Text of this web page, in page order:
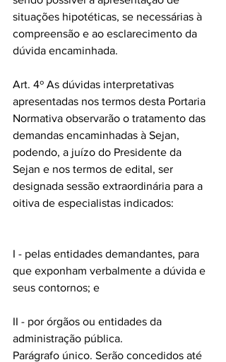
situações hipotéticas, se necessárias à
compreensão e ao esclarecimento da
dúvida encaminhada.
Art. 4º As dúvidas interpretativas
apresentadas nos termos desta Portaria
Normativa observarão o tratamento das
demandas encaminhadas à Sejan,
podendo, a juízo do Presidente da
Sejan e nos termos de edital, ser
designada sessão extraordinária para a
oitiva de especialistas indicados:
I - pelas entidades demandantes, para
que exponham verbalmente a dúvida e
seus contornos; e
II - por órgãos ou entidades da
administração pública.
Parágrafo único. Serão concedidos até